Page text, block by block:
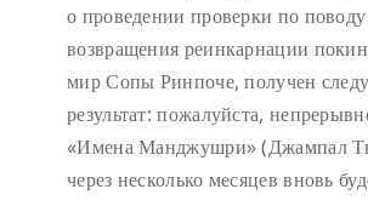
о проведении проверки по
возвращения реинкарнации
мир Сопы Ринпоче, получен
результат: пожалуйста,
«Имена Манджушри» (Джампал
через несколько месяцев вновь